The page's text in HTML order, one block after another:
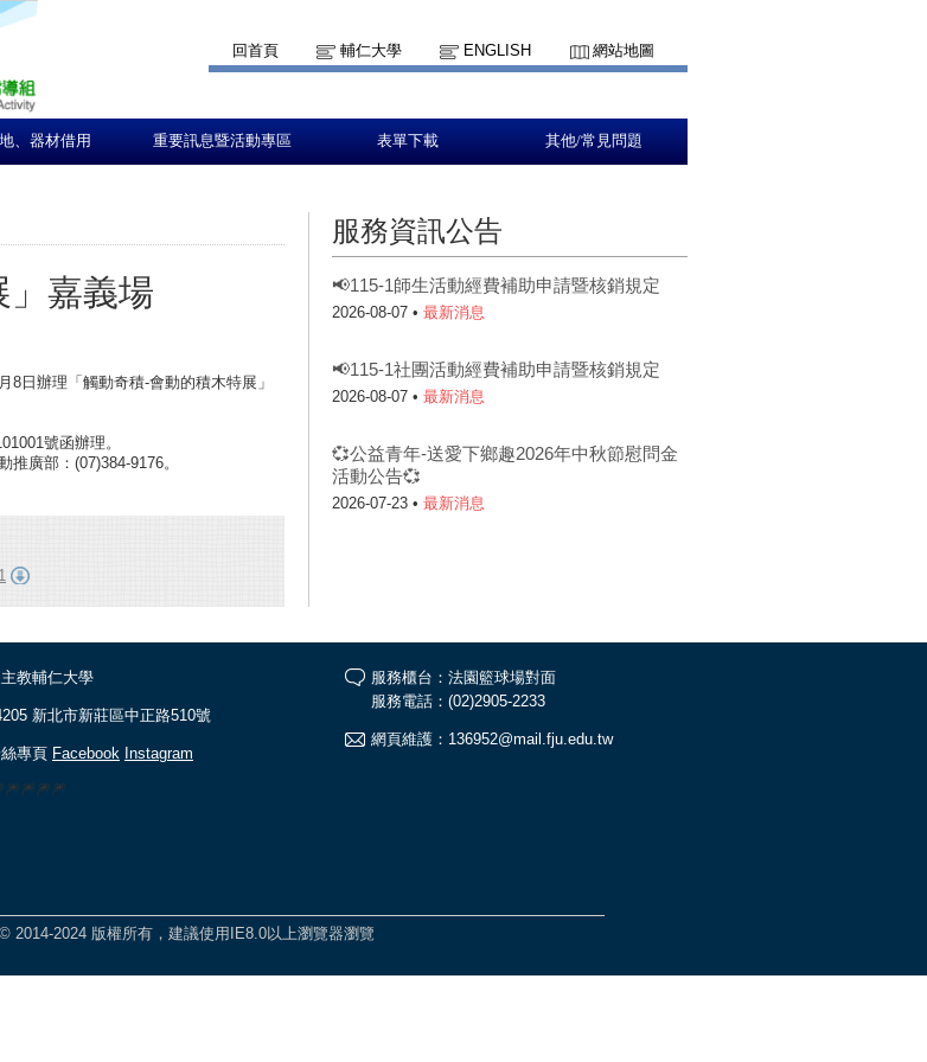
回首頁 輔仁大學 ENGLISH 網站地圖
、器材借用 重要訊息暨活動專區 表單下載 其他/常見問題
」嘉義場
日辦理「觸動奇積-會動的積木特展」
號函辦理。
推廣部：(07)384-9176。
服務資訊公告
📢115-1師生活動經費補助申請暨核銷規定
2026-08-07 • 最新消息
📢115-1社團活動經費補助申請暨核銷規定
2026-08-07 • 最新消息
💞公益青年-送愛下鄉趣2026年中秋節慰問金
活動公告💞
2026-07-23 • 最新消息
教輔仁大學
新北市新莊區中正路510號
專頁 Facebook Instagram
服務櫃台：法園籃球場對面
服務電話：(02)2905-2233
網頁維護：136952@mail.fju.edu.tw
2014-2024 版權所有，建議使用IE8.0以上瀏覽器瀏覽